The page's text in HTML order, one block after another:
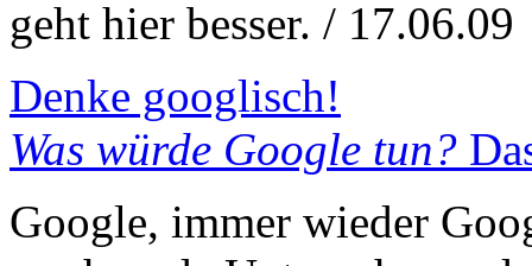
geht hier besser. / 17.06.09
Denke googlisch!
Was würde Google tun?
Google, immer wieder